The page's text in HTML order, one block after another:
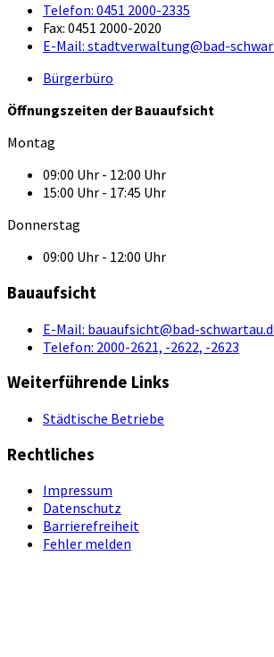
Telefon: 0451 2000-2335
Fax: 0451 2000-2020
E-Mail: stadtverwaltung@bad-
Bürgerbüro
Öffnungszeiten der Bauaufsicht
Montag
09:00 Uhr - 12:00 Uhr
15:00 Uhr - 17:45 Uhr
Donnerstag
09:00 Uhr - 12:00 Uhr
Bauaufsicht
E-Mail: bauaufsicht@bad-
Telefon: 2000-2621, -2622, -2623
Weiterführende Links
Städtische Betriebe
Rechtliches
Impressum
Datenschutz
Barrierefreiheit
Fehler melden